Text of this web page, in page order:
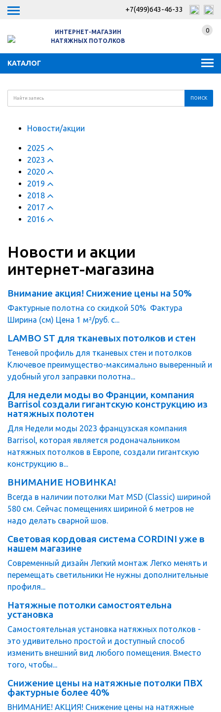
+7(499)643-46-33
ИНТЕРНЕТ-МАГАЗИН
НАТЯЖНЫХ ПОТОЛКОВ
КАТАЛОГ
0
Новости/акции
2025
2023
2020
2019
2018
2017
2016
Новости и акции
интернет-магазина
Внимание акция! Снижение цены на 50%
Фактурные полотна со скидкой 50% Фактура
Ширина (см) Цена 1 м²/руб. с...
LAMBO ST для тканевых потолков и стен
Теневой профиль для тканевых стен и потолков
Ключевое преимущество-максимально выверенный и
удобный угол заправки полотна...
Для недели моды во Франции, компания
Barrisol создали гигантскую конструкцию из
натяжных полотен
Для Недели моды 2023 французская компания
Barrisol, которая является родоначальником
натяжных потолков в Европе, создали гигантскую
конструкцию в...
ВНИМАНИЕ НОВИНКА!
Всегда в наличии потолки Мат MSD (Classic) шириной
580 см. Сейчас помещениях шириной 6 метров не
надо делать сварной шов.
Световая кордовая система CORDINI уже в
нашем магазине
Современный дизайн Легкий монтаж Легко менять и
перемещать светильники Не нужны дополнительные
профиля...
Натяжные потолки самостоятельна
установка
Самостоятельная установка натяжных потолков -
это удивительно простой и доступный способ
изменить внешний вид любого помещения. Вместо
того, чтобы...
Снижение цены на натяжные потолки ПВХ
фактурные более 40%
ВНИМАНИЕ! АКЦИЯ! Снижение цены на натяжные